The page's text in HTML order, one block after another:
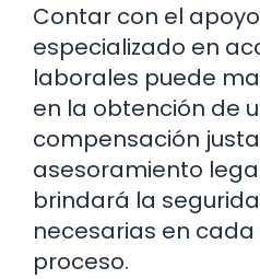
Contar con el
especializado en
laborales puede
en la obtención de
compensación
asesoramiento
brindará la
necesarias en
proceso.